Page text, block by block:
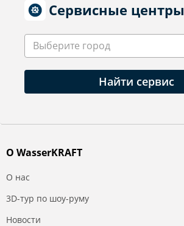
Сервисные центры
Выберите город
Найти сервис
О WasserKRAFT
О нас
3D-тур по шоу-руму
Новости